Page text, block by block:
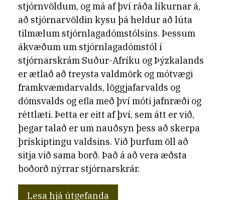
stjórnvöldum, og má af því ráða líkurnar á,
að stjórnarvöldin kysu þá heldur að lúta
tilmælum stjórnlagadómstólsins. Þessum
ákvæðum um stjórnlagadómstól í
stjórnarskrám Suður-Afríku og Þýzkalands
er ætlað að treysta valdmörk og mótvægi
framkvæmdarvalds, löggjafarvalds og
dómsvalds og efla með því móti jafnræði og
réttlæti. Þetta er eitt af því, sem átt er við,
þegar talað er um nauðsyn þess að skerpa
þrískiptingu valdsins. Við þurfum öll að
sitja við sama borð. Það á að vera æðsta
boðorð nýrrar stjórnarskrár.
Lesa hjá útgefanda